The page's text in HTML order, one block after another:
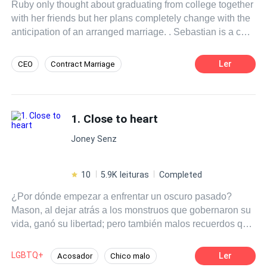
descobrir os bastidores, os conflitos e as alianças dessa
trama eletrizante, onde ninguém é completamente
inocente, e todos têm algo a esconder. Bem-vindos à
Ruby only thought about graduating from college together
with her friends but her plans completely change with the
anticipation of an arranged marriage. . Sebastian is a cold
advantage of being one of the most feared men in Russia
but this changes completely with the arrival of his future
THE WEDDING
CEO Contract Marriage
Love after Marriage Adventurous
Ler
1. Close to heart
Joney Senz
10 5.9K leituras Completed
¿Por dónde empezar a enfrentar un oscuro pasado?
Mason, al dejar atrás a los monstruos que gobernaron su
vida, ganó su libertad; pero también malos recuerdos que
dependen de uno mismo. Nuevos problemas aparecen
LGBTQ+ Acosador Chico malo Ler